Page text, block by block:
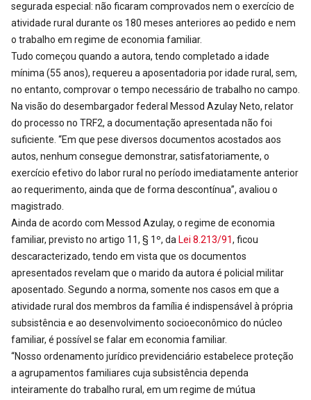
segurada especial: não ficaram comprovados nem o exercício de
atividade rural durante os 180 meses anteriores ao pedido e nem
o trabalho em regime de economia familiar.
Tudo começou quando a autora, tendo completado a idade
mínima (55 anos), requereu a aposentadoria por idade rural, sem,
no entanto, comprovar o tempo necessário de trabalho no campo.
Na visão do desembargador federal Messod Azulay Neto, relator
do processo no TRF2, a documentação apresentada não foi
suficiente. “Em que pese diversos documentos acostados aos
autos, nenhum consegue demonstrar, satisfatoriamente, o
exercício efetivo do labor rural no período imediatamente anterior
ao requerimento, ainda que de forma descontínua”, avaliou o
magistrado.
Ainda de acordo com Messod Azulay, o regime de economia
familiar, previsto no artigo 11, § 1º, da Lei 8.213/91, ficou
descaracterizado, tendo em vista que os documentos
apresentados revelam que o marido da autora é policial militar
aposentado. Segundo a norma, somente nos casos em que a
atividade rural dos membros da família é indispensável à própria
subsistência e ao desenvolvimento socioeconômico do núcleo
familiar, é possível se falar em economia familiar.
“Nosso ordenamento jurídico previdenciário estabelece proteção
a agrupamentos familiares cuja subsistência dependa
inteiramente do trabalho rural, em um regime de mútua